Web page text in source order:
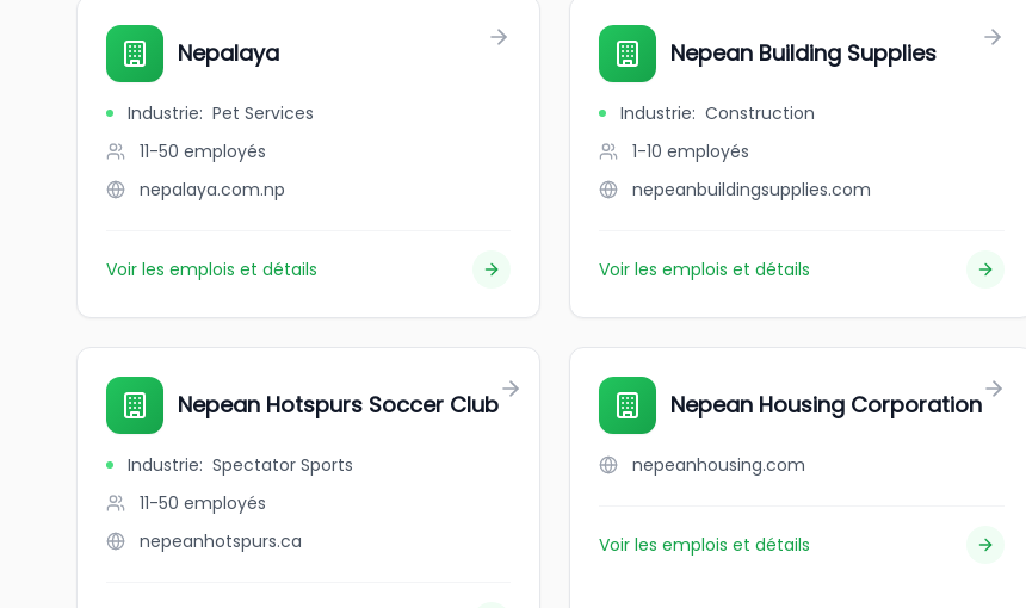
Nepalaya
Industrie: Pet Services
11-50 employés
nepalaya.com.np
Voir les emplois et détails
Nepean Building Supplies
Industrie: Construction
1-10 employés
nepeanbuildingsupplies.com
Voir les emplois et détails
Nepean Hotspurs Soccer Club
Industrie: Spectator Sports
11-50 employés
nepeanhotspurs.ca
Nepean Housing Corporation
nepeanhousing.com
Voir les emplois et détails